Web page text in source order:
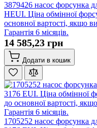
3879426 насос форсунка
HEUI. Ціна обмінної
основної вартості, якщо
Гарантія 6 місяців.
14 585,23 грн
Додати в кошик
1705252 насос форсунка